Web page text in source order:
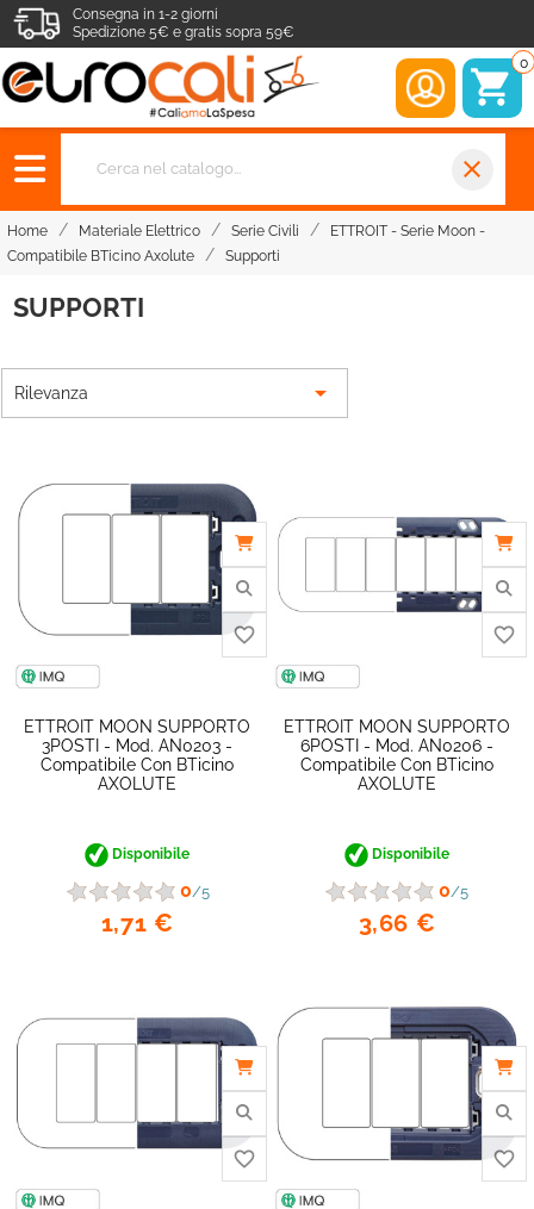
Consegna in 1-2 giorni
Spedizione 5€ e gratis sopra 59€
0
close
Home Materiale Elettrico Serie Civili
ETTROIT - Serie Moon -
Compatibile BTicino Axolute
Supporti
SUPPORTI
Rilevanza 
ETTROIT MOON SUPPORTO
3POSTI - Mod. AN0203 -
Compatibile Con BTicino
AXOLUTE
Disponibile
0/5
1,71 €
favorite_border
ETTROIT MOON SUPPORTO
6POSTI - Mod. AN0206 -
Compatibile Con BTicino
AXOLUTE
Disponibile
0/5
3,66 €